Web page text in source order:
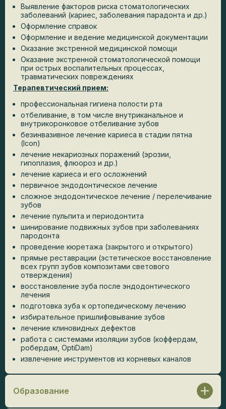
Выявление факторов риска стоматологических
заболеваний (кариес, заболевания парадонта и др.)
Оформление справок
Оформление и ведение медицинской документации
Оказание экстренной медицинской помощи
Оказание экстренной стоматологической помощи
при острых воспалительных процессах,
травматических повреждениях
Терапевтический прием:
профессиональная гигиена полости рта
отбеливание, в том числе внутриканальное и
внутрикоронковое отбеливание зубов
безинвазивное лечение кариеса в стадии пятна
(Icon)
лечение некариозных поражений (эрозии,
гипоплазия, флюороз и др.)
лечение кариеса и его осложнений
первичное эндодонтическое лечение
сложное эндодонтическое лечение / перелечивание
зубов
лечение пульпита и периодонтита
шинирование подвижных зубов при заболеваниях
пародонта
проведение кюретажа (закрытого и открытого)
прямые реставрации (эстетическое восстановление
всех групп зубов композитами светового
отверждения)
восстановление зуба после эндодонтического
лечения
подготовка зуба к ортопедическому лечению
избирательное пришлифовывание зубов
лечение клиновидных дефектов
работа с системами изоляции зубов (коффердам,
робердам, OptiDam)
извлечение инструментов из корневых каналов
Образование